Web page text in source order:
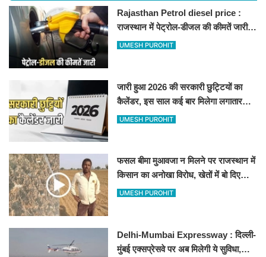
Rajasthan Petrol diesel price :
राजस्थान में पेट्रोल-डीजल की कीमतें जारी,
जानिए बीकानेर समेत पुरे प्रदेश में नए रेट
UMESH PUROHIT
जारी हुआ 2026 की सरकारी छुट्टियों का
कैलेंडर, इस साल कई बार मिलेगा लगातार
अवकाश, देखें
UMESH PUROHIT
फसल बीमा मुआवजा न मिलने पर राजस्थान में
किसान का अनोखा विरोध, खेतों में बो दिए
500-500 रुपए के नोट, वीडियो वायरल
UMESH PUROHIT
Delhi-Mumbai Expressway : दिल्ली-
मुंबई एक्सप्रेसवे पर अब मिलेगी ये सुविधा,